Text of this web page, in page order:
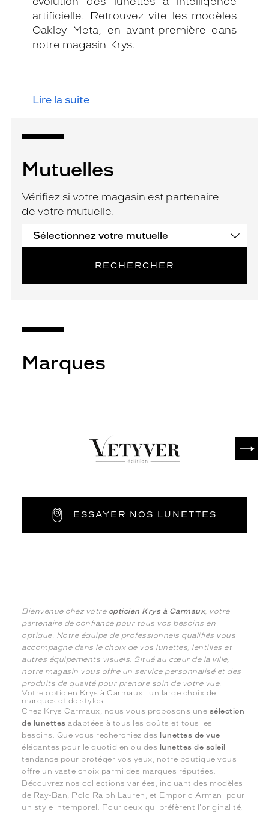
artificielle. Retrouvez vite les modèles
Oakley Meta, en avant-première dans
notre magasin Krys.
Lire la suite
Mutuelles
Vérifiez si votre magasin est partenaire
de votre mutuelle.
RECHERCHER
Marques
ESSAYER NOS LUNETTES
Bienvenue chez votre opticien Krys à Carmaux, votre
partenaire de confiance pour tous vos besoins en
optique. Notre équipe de professionnels qualifiés vous
accompagne dans le choix de vos lunettes, lentilles et
autres équipements visuels. Situé au cœur de la ville,
notre magasin vous offre un service personnalisé et des
produits de qualité pour prendre soin de votre vue.
Votre opticien Krys à Carmaux : un large choix de
marques et de styles
Chez Krys Carmaux, nous vous proposons une sélection
de lunettes adaptées à tous les goûts et tous les
besoins. Que vous recherchiez des lunettes de vue
élégantes pour le quotidien ou des lunettes de soleil
tendance pour protéger vos yeux, notre boutique vous
offre un vaste choix parmi des marques réputées.
Découvrez nos collections variées, incluant des modèles
de Ray-Ban, Polo Ralph Lauren, et Emporio Armani pour
un style intemporel. Pour ceux qui préfèrent l'originalité,